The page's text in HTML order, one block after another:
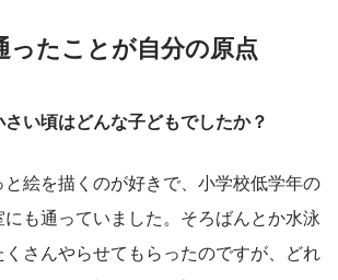
ったことが自分の原点
い頃はどんな子どもでしたか？
絵を描くのが好きで、小学校低学年の
も通っていました。そろばんとか水泳
さんやらせてもらったのですが、どれ